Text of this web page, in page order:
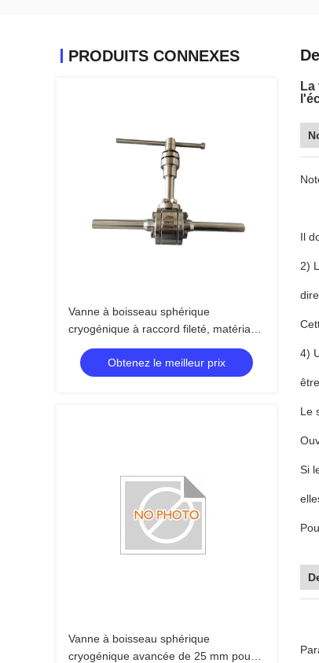
PRODUITS CONNEXES
Vanne à boisseau sphérique
cryogénique à raccord fileté, matériau
de siège PCTFE pour basses
températuresObtenez le meilleur prix
Vanne à boisseau sphérique
cryogénique avancée de 25 mm pour
Il
2)
4)
Le
Si